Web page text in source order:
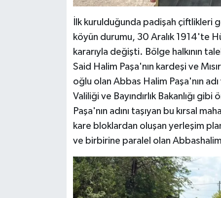
İlk kurulduğunda padişah çiftlikleri
köyün durumu, 30 Aralık 1914'te
kararıyla değişti. Bölge halkının
Said Halim Paşa'nın kardeşi ve
oğlu olan Abbas Halim Paşa'nın
Valiliği ve Bayındırlık Bakanlığı
Paşa'nın adını taşıyan bu kırsal
kare bloklardan oluşan yerleşim
ve birbirine paralel olan